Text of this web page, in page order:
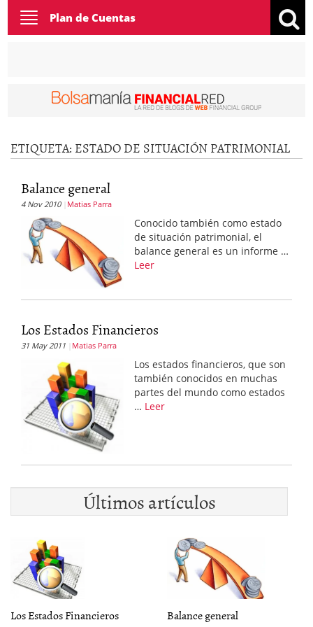
Toggle
navigation
Plan de Cuentas
ETIQUETA: ESTADO DE SITUACIÓN PATRIMONIAL
Balance general
4 Nov 2010 Matias Parra
Conocido también como estado
de situación patrimonial, el
balance general es un informe …
Leer
Los Estados Financieros
31 May 2011 Matias Parra
Los estados financieros, que son
también conocidos en muchas
partes del mundo como estados
… Leer
Últimos artículos
Los Estados Financieros Balance general